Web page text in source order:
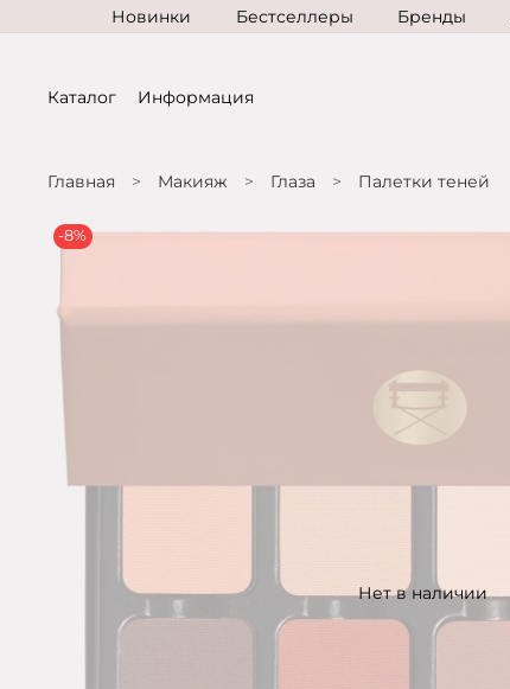
Новинки Бестселлеры Бренды
Каталог Информация
Главная Макияж Глаза Палетки теней
Нет в наличии
-8%